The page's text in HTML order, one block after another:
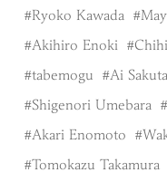
Ryoko Kawada
Akihiro Enoki
tabemogu Ai Sakuta
Shigenori Umebara
Akari Enomoto
Tomokazu Takamura